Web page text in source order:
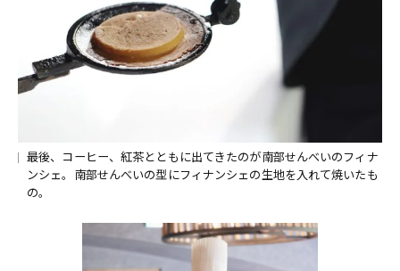
最後、コーヒー、紅茶とともに出てきたのが南部せんべいのフィナ
ンシェ。南部せんべいの型にフィナンシェの生地を入れて焼いたも
の。